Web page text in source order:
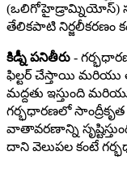
(ఒలిగోహైడ్రామ్నియోస్)
తేలికపాటి నిర్జలీకరణం
కిడ్నీ పనితీరు -
ఫిల్టర్ చేస్తాయి మరియు
మద్దతు ఇస్తుంది
గర్భధారణలో
వాతావరణాన్ని
దాని వెలుపల కంటే